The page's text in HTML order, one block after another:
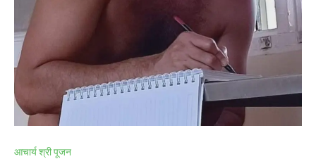
आचार्य श्री पूजन